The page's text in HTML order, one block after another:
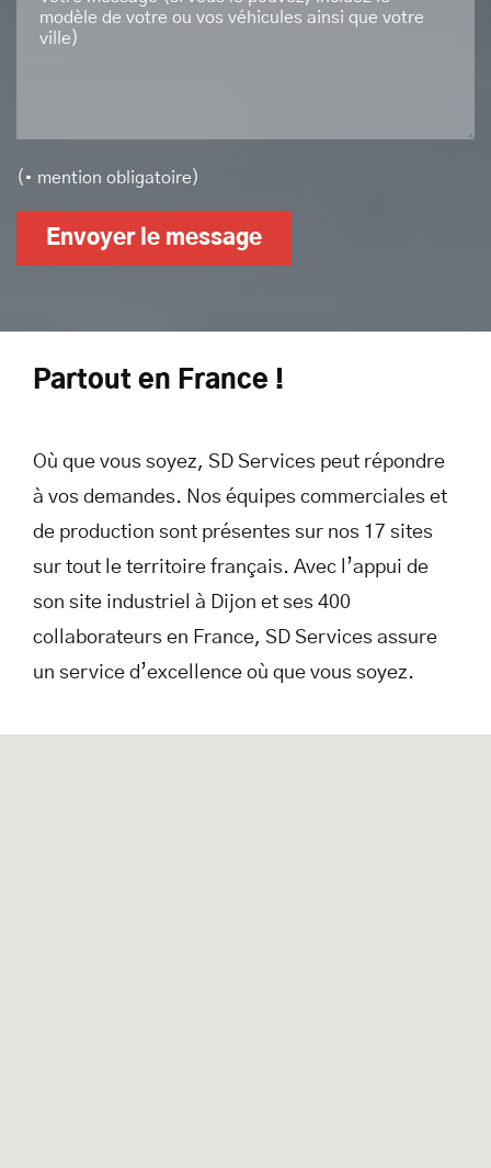
(• mention obligatoire)
Envoyer le message
Partout en France !
Où que vous soyez, SD Services peut répondre
à vos demandes. Nos équipes commerciales et
de production sont présentes sur nos 17 sites
sur tout le territoire français. Avec l’appui de
son site industriel à Dijon et ses 400
collaborateurs en France, SD Services assure
un service d’excellence où que vous soyez.